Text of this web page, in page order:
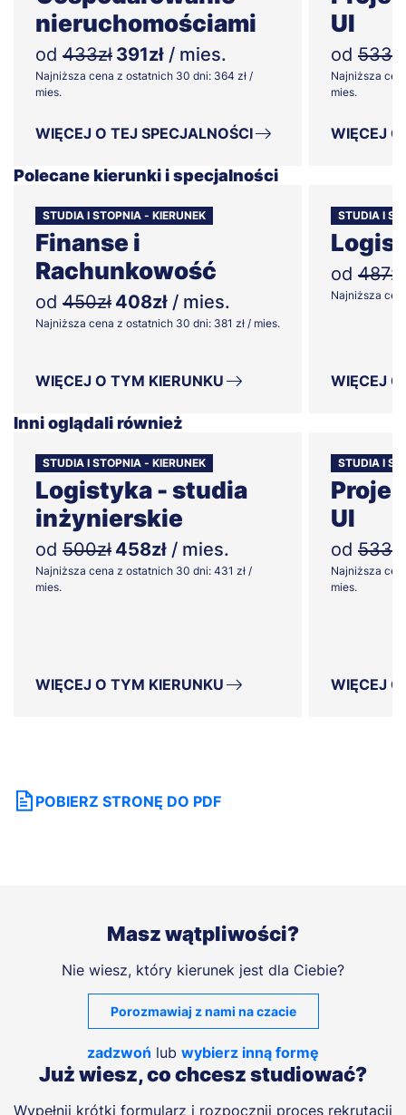
nieruchomościami
od 433zł 391zł / mies.
Najniższa cena z ostatnich 30 dni: 364 zł /
mies.
WIĘCEJ O TEJ SPECJALNOŚCI
UI
od 533zł
Najniższa
mies.
WIĘCEJ
Polecane kierunki i specjalności
STUDIA I STOPNIA - KIERUNEK
Finanse i
Rachunkowość
od 450zł 408zł / mies.
Najniższa cena z ostatnich 30 dni: 381 zł / mies.
WIĘCEJ O TYM KIERUNKU
STUDIA I
od 487zł
Najniższa
WIĘCEJ
Inni oglądali również
STUDIA I STOPNIA - KIERUNEK
Logistyka - studia
inżynierskie
od 500zł 458zł / mies.
Najniższa cena z ostatnich 30 dni: 431 zł /
mies.
WIĘCEJ O TYM KIERUNKU
STUDIA I
UI
od 533zł
Najniższa
mies.
WIĘCEJ
POBIERZ STRONĘ DO PDF
Masz wątpliwości?
Nie wiesz, który kierunek jest dla Ciebie?
Porozmawiaj z nami na czacie
zadzwoń lub wybierz inną formę
Już wiesz, co chcesz studiować?
Wypełnij krótki formularz i rozpocznij proces rekrutacji